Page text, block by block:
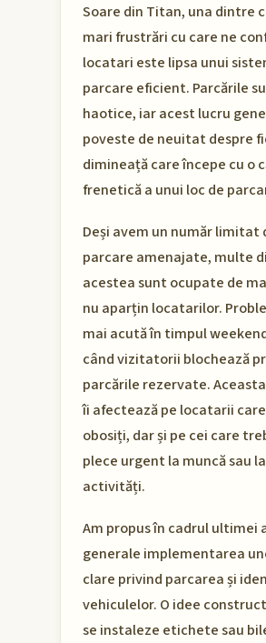
Soare din Titan, una dintre
mari frustrări cu care ne
locatari este lipsa unui
parcare eficient. Parcările
haotice, iar acest lucru
poveste de neuitat despre
dimineață care începe cu o
frenetică a unui loc de
Deși avem un număr limitat
parcare amenajate, multe
acestea sunt ocupate de
nu aparțin locatarilor.
mai acută în timpul
când vizitatorii blochează
parcările rezervate.
îi afectează pe locatarii
obosiți, dar și pe cei care
plece urgent la muncă sau
activități.
Am propus în cadrul ultimei
generale implementarea
clare privind parcarea și
vehiculelor. O idee
se instaleze etichete sau